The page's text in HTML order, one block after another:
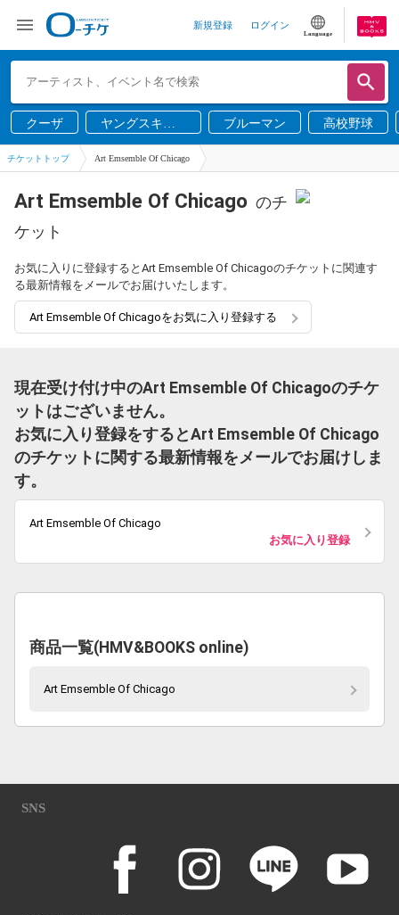
新規登録 ログイン
Language
クーザ
ヤングスキニ
ー
ブルーマン 高校野球
チケットトップ Art Emsemble Of Chicago
Art Emsemble Of Chicago のチ
ケット
お気に入りに登録するとArt Emsemble Of Chicagoのチケットに関連す
る最新情報をメールでお届けいたします。
Art Emsemble Of Chicagoをお気に入り登録する
現在受け付け中のArt Emsemble Of Chicagoのチケ
ットはございません。
お気に入り登録をするとArt Emsemble Of Chicago
のチケットに関する最新情報をメールでお届けしま
す。
Art Emsemble Of Chicago
お気に入り登録
商品一覧(HMV&BOOKS online)
Art Emsemble Of Chicago
SNS